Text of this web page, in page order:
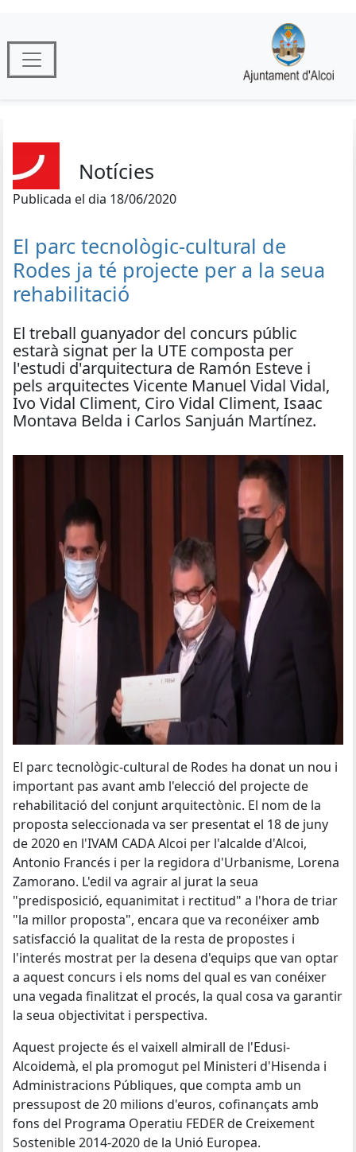
Notícies
Publicada el dia 18/06/2020
El parc tecnològic-cultural de
Rodes ja té projecte per a la seua
rehabilitació
El treball guanyador del concurs públic
estarà signat per la UTE composta per
l'estudi d'arquitectura de Ramón Esteve i
pels arquitectes Vicente Manuel Vidal Vidal,
Ivo Vidal Climent, Ciro Vidal Climent, Isaac
Montava Belda i Carlos Sanjuán Martínez.
El parc tecnològic-cultural de Rodes ha donat un nou i
important pas avant amb l'elecció del projecte de
rehabilitació del conjunt arquitectònic. El nom de la
proposta seleccionada va ser presentat el 18 de juny
de 2020 en l'IVAM CADA Alcoi per l'alcalde d'Alcoi,
Antonio Francés i per la regidora d'Urbanisme, Lorena
Zamorano. L'edil va agrair al jurat la seua
"predisposició, equanimitat i rectitud" a l'hora de triar
"la millor proposta", encara que va reconéixer amb
satisfacció la qualitat de la resta de propostes i
l'interés mostrat per la desena d'equips que van optar
a aquest concurs i els noms del qual es van conéixer
una vegada finalitzat el procés, la qual cosa va garantir
la seua objectivitat i perspectiva.
Aquest projecte és el vaixell almirall de l'Edusi-
Alcoidemà, el pla promogut pel Ministeri d'Hisenda i
Administracions Públiques, que compta amb un
pressupost de 20 milions d'euros, cofinançats amb
fons del Programa Operatiu FEDER de Creixement
Sostenible 2014-2020 de la Unió Europea.